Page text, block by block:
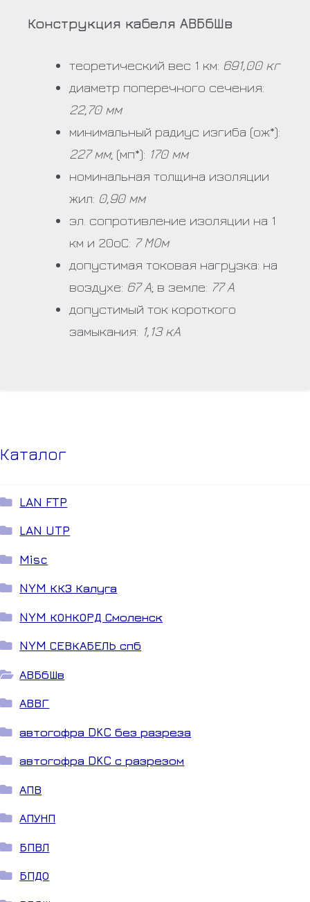
Конструкция кабеля АВБбШв
теоретический вес 1 км: 691,00 кг
диаметр поперечного сечения:
22,70 мм
минимальный радиус изгиба (ож*):
227 мм; (мп*): 170 мм
номинальная толщина изоляции
жил: 0,90 мм
эл. сопротивление изоляции на 1
км и 20оС: 7 МОм
допустимая токовая нагрузка: на
воздухе: 67 А; в земле: 77 А
допустимый ток короткого
замыкания: 1,13 кА
Каталог
LAN FTP
LAN UTP
Misc
NYM ККЗ Калуга
NYM КОНКОРД Смоленск
NYM СЕВКАБЕЛЬ спб
АВБбШв
АВВГ
автогофра DKC без разреза
автогофра DKC с разрезом
АПВ
АПУНП
БПВЛ
БПДО